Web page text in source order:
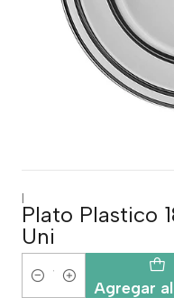
|
Plato Plastico
Uni
Cantidad Agregar